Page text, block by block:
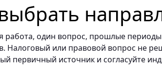
работа, один вопрос, прошлые
Налоговый или правовой вопрос не
первичный источник и согласуйте